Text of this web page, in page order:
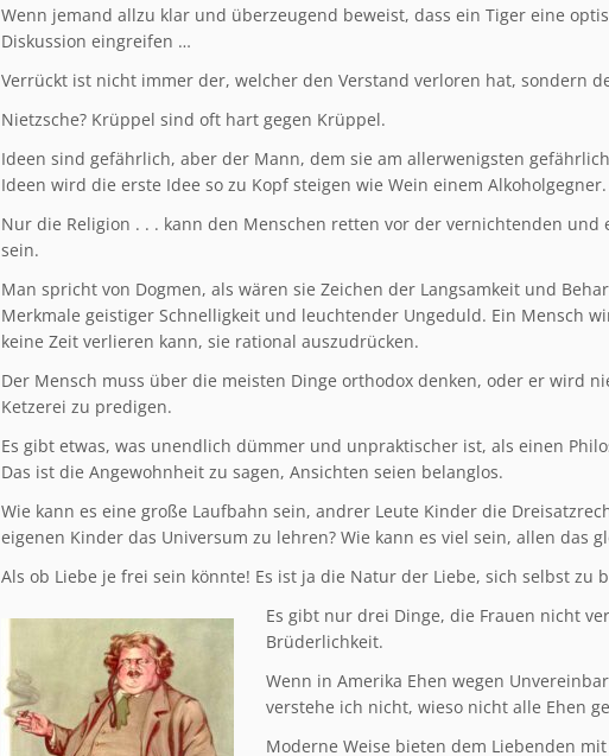
Wenn jemand allzu klar und überzeugend beweist, dass ein Tiger eine
Diskussion eingreifen …
Verrückt ist nicht immer der, welcher den Verstand verloren hat, sondern
Nietzsche? Krüppel sind oft hart gegen Krüppel.
Ideen sind gefährlich, aber der Mann, dem sie am allerwenigsten
Ideen wird die erste Idee so zu Kopf steigen wie Wein einem Alkoholgegner.
Nur die Religion . . . kann den Menschen retten vor der vernichtenden
sein.
Man spricht von Dogmen, als wären sie Zeichen der Langsamkeit und
Merkmale geistiger Schnelligkeit und leuchtender Ungeduld. Ein Mensch
keine Zeit verlieren kann, sie rational auszudrücken.
Der Mensch muss über die meisten Dinge orthodox denken, oder er wird
Ketzerei zu predigen.
Es gibt etwas, was unendlich dümmer und unpraktischer ist, als einen
Das ist die Angewohnheit zu sagen, Ansichten seien belanglos.
Wie kann es eine große Laufbahn sein, andrer Leute Kinder die
eigenen Kinder das Universum zu lehren? Wie kann es viel sein, allen das
Als ob Liebe je frei sein könnte! Es ist ja die Natur der Liebe, sich selbst zu
Es gibt nur drei Dinge, die Frauen nicht
Brüderlichkeit.
Wenn in Amerika Ehen wegen
verstehe ich nicht, wieso nicht alle Ehen
Moderne Weise bieten dem Liebenden